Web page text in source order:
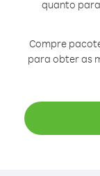
quanto
Compre
para obter as